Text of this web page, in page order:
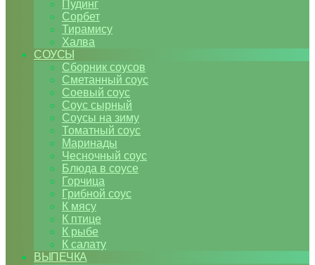
Пудинг
Сорбет
Тирамису
Халва
СОУСЫ
Сборник соусов
Сметанный соус
Соевый соус
Соус сырный
Соусы на зиму
Томатный соус
Маринады
Чесночный соус
Блюда в соусе
Горчица
Грибной соус
К мясу
К птице
К рыбе
К салату
ВЫПЕЧКА